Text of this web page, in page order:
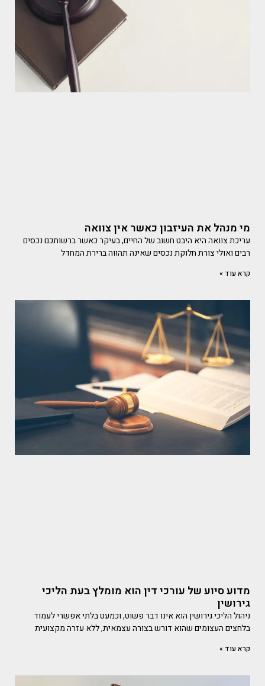
מי מנהל את העיזבון כאשר אין צוואה
עריכת צוואה היא היבט חשוב של החיים, בעיקר כאשר ברשותכם נכסים
רבים ואולי צורת חלוקת נכסים שאינה תהווה ברירת המחדל
קרא עוד »
מדוע סיוע של עורכי דין הוא מומלץ בעת הליכי
גירושין
ניהול הליכי גירושין הוא אינו דבר פשוט, וכמעט בלתי אפשרי לעמוד
בלחצים העצומים שהוא דורש בצורה עצמאית, ללא עזרה מקצועית
קרא עוד »